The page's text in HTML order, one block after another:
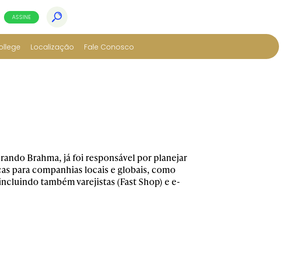
ASSINE
Localização Fale Conosco
Brahma, já foi responsável por planejar
para companhias locais e globais, como
também varejistas (Fast Shop) e e-